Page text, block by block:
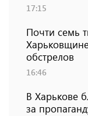
17:15
Почти семь
обстрелов
16:46
В Харькове
за